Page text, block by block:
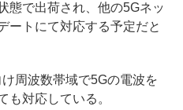
態で出荷され、他の5Gネッ
ートにて対応する予定だと
周波数帯域で5Gの電波を
も対応している。